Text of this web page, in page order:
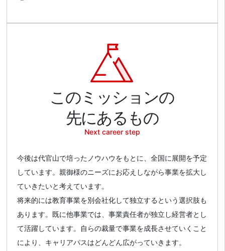
このミッションの
先にあるもの
Next career step
今後は代官山で培ったノウハウをもとに、全国に展開を予定
しています。親御様のニーズにお応えしながら事業を拡大し
ていきたいと考えています。
将来的には教育事業を別会社化して独立するという選択肢も
あります。既に他事業では、事業責任者が独立し経営者とし
て活躍しています。自らの裁量で事業を成長させていくこと
により、キャリアパスはどんどん広がっていきます。